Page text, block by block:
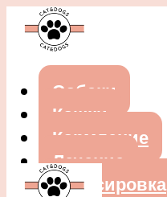
Собаки
Кошки
Кормление
Лечение
Дрессировка